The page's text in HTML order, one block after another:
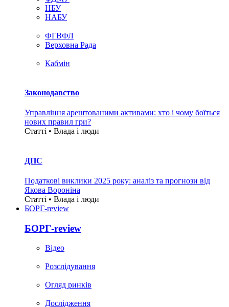
НБУ
НАБУ
ФГВФЛ
Верховна Рада
Кабмін
Законодавство
Управління арештованими активами: хто і чому боїться
нових правил гри?
Статті • Влада i люди
ДПС
Податкові виклики 2025 року: аналіз та прогнози від
Якова Вороніна
Статті • Влада i люди
БОРГ-review
БОРГ-review
Вiдео
Розслідування
Огляд ринків
Дослідження